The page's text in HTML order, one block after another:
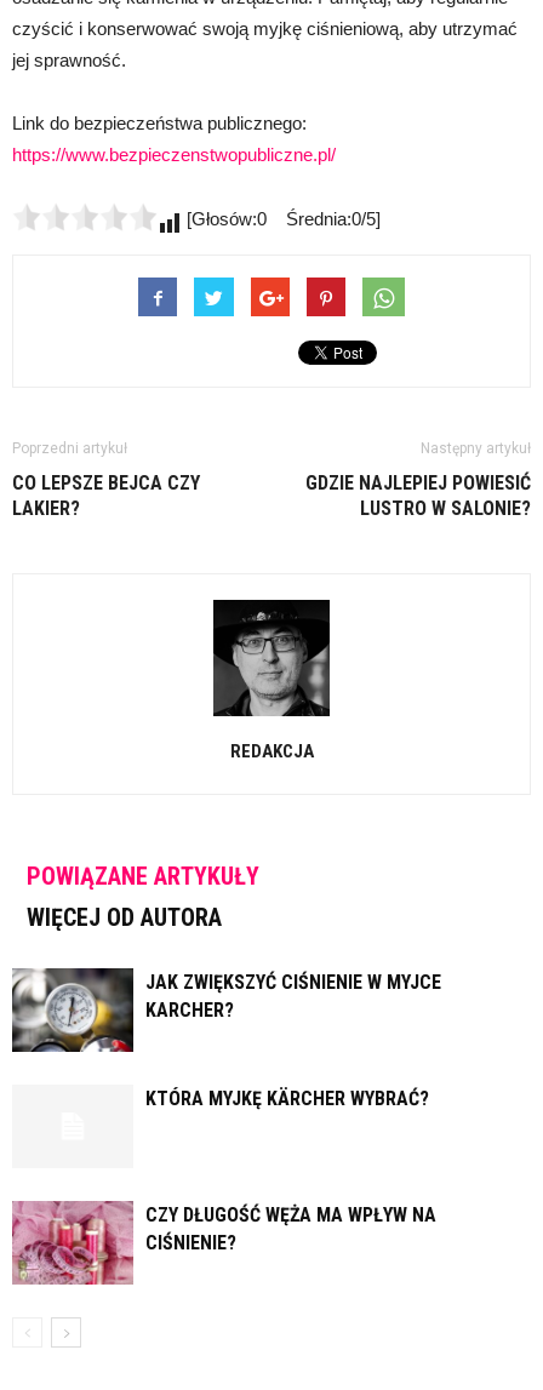
czyścić i konserwować swoją myjkę ciśnieniową, aby utrzymać
jej sprawność.
Link do bezpieczeństwa publicznego:
https://www.bezpieczenstwopubliczne.pl/
[Głosów:0 Średnia:0/5]
Poprzedni artykuł
CO LEPSZE BEJCA CZY
LAKIER?
Następny artykuł
GDZIE NAJLEPIEJ POWIESIĆ
LUSTRO W SALONIE?
REDAKCJA
POWIĄZANE ARTYKUŁY
WIĘCEJ OD AUTORA
JAK ZWIĘKSZYĆ CIŚNIENIE W MYJCE
KARCHER?
KTÓRA MYJKĘ KÄRCHER WYBRAĆ?
CZY DŁUGOŚĆ WĘŻA MA WPŁYW NA
CIŚNIENIE?